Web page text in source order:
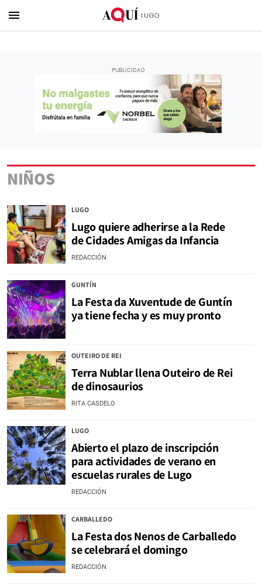
menu
NIÑOS
LUGO
Lugo quiere adherirse a la Rede
de Cidades Amigas da Infancia
REDACCIÓN
GUNTÍN
La Festa da Xuventude de Guntín
ya tiene fecha y es muy pronto
OUTEIRO DE REI
Terra Nublar llena Outeiro de Rei
de dinosaurios
RITA CASDELO
LUGO
Abierto el plazo de inscripción
para actividades de verano en
escuelas rurales de Lugo
REDACCIÓN
CARBALLEDO
La Festa dos Nenos de Carballedo
se celebrará el domingo
REDACCIÓN